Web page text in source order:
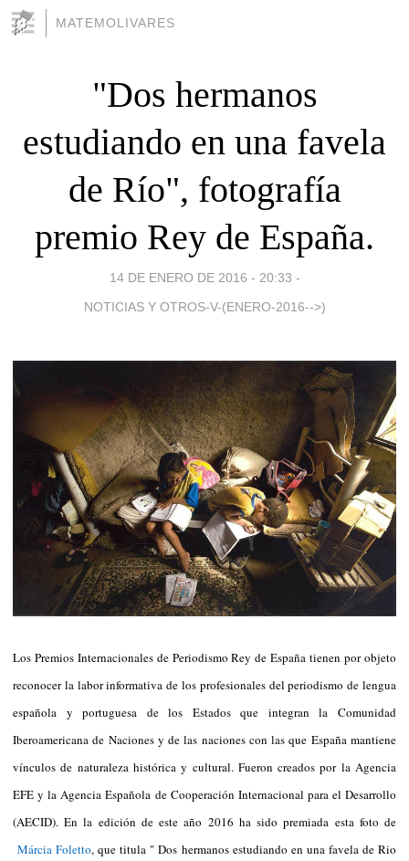
MATEMOLIVARES
"Dos hermanos
estudiando en una favela
de Río", fotografía
premio Rey de España.
14 DE ENERO DE 2016 - 20:33 -
NOTICIAS Y OTROS-V-(ENERO-2016-->)
Los Premios Internacionales de Periodismo Rey de España tienen por objeto
reconocer la labor informativa de los profesionales del periodismo de lengua
española y portuguesa de los Estados que integran la Comunidad
Iberoamericana de Naciones y de las naciones con las que España mantiene
vínculos de naturaleza histórica y cultural. Fueron creados por la Agencia
EFE y la Agencia Española de Cooperación Internacional para el Desarrollo
(AECID). En la edición de este año 2016 ha sido premiada esta foto de
Márcia Foletto, que titula " Dos hermanos estudiando en una favela de Rio